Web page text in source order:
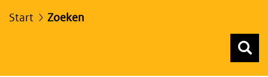
Start Zoeken